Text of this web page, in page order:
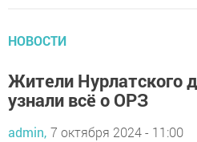
НОВОСТИ
Жители Нурлатского
узнали всё о ОРЗ
admin, 7 октября 2024 - 11:00